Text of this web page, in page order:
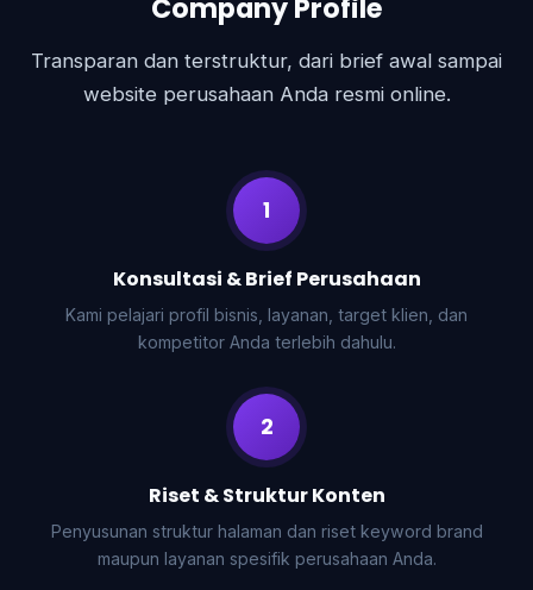
Company Profile
Transparan dan terstruktur, dari brief awal sampai
website perusahaan Anda resmi online.
1
Konsultasi & Brief Perusahaan
Kami pelajari profil bisnis, layanan, target klien, dan
kompetitor Anda terlebih dahulu.
2
Riset & Struktur Konten
Penyusunan struktur halaman dan riset keyword brand
maupun layanan spesifik perusahaan Anda.